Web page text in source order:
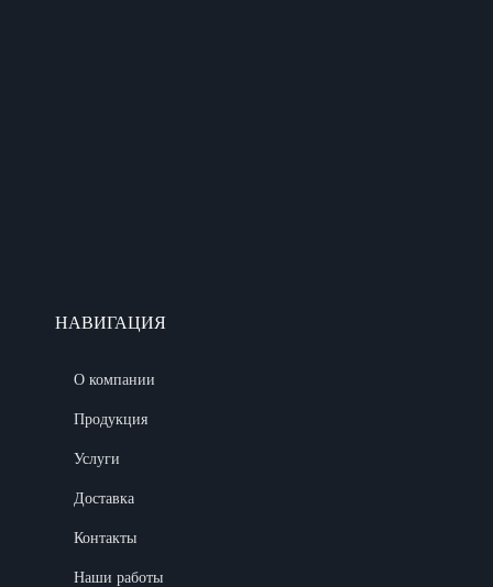
НАВИГАЦИЯ
О компании
Продукция
Услуги
Доставка
Контакты
Наши работы